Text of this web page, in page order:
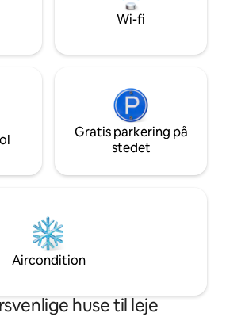
mest populære
minutters kørsel
Carolina Beaches!
Wi-fi
Gratis parkering på
stedet
Aircondition
huse til leje